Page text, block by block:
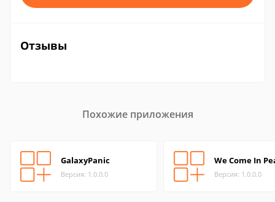
Отзывы
Похожие приложения
GalaxyPanic
Версия: 1.0.0.0
We Come In
Версия: 1.0.0.0